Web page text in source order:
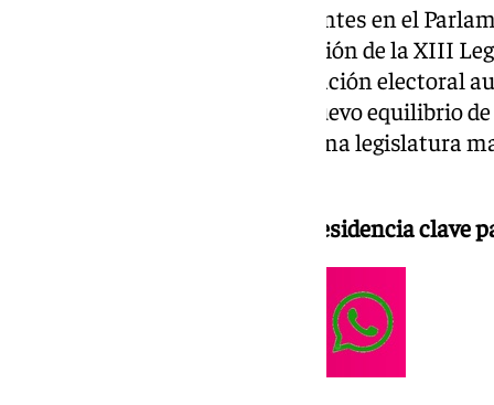
Cádiz cuenta con 15 representantes en el
celebrarse el pleno de constitución de la XIII
cuota fija asignada por la legislación electoral
109 escaños en la cámara. El nuevo equilibrio
buscar consensos amplios en una legislatura
Ana Mestre amarra una Vicepresidencia clave